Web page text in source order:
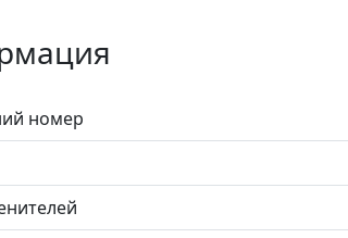
номер